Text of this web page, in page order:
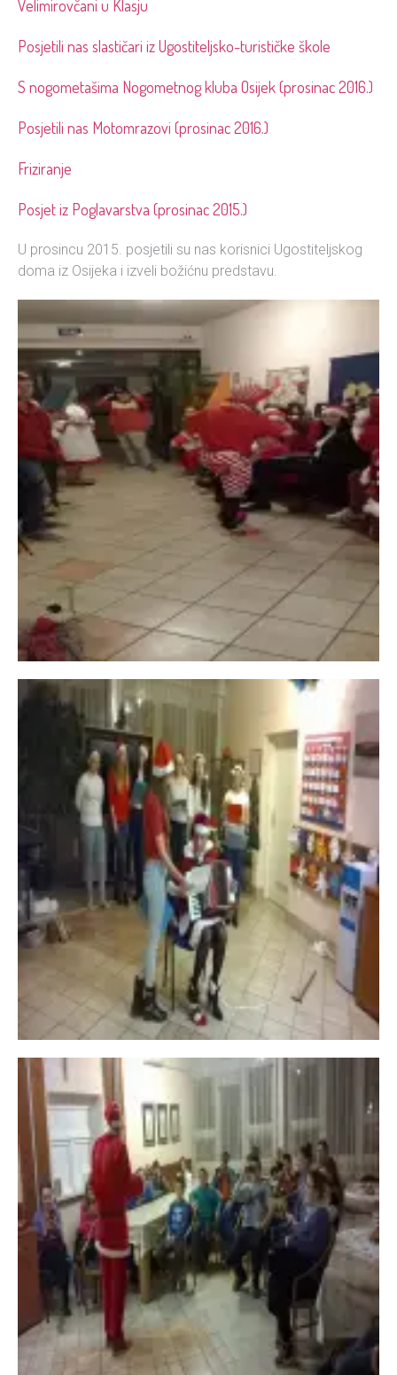
Velimirovčani u Klasju
Posjetili nas slastičari iz Ugostiteljsko-turističke škole
S nogometašima Nogometnog kluba Osijek (prosinac 2016.)
Posjetili nas Motomrazovi (prosinac 2016.)
Friziranje
Posjet iz Poglavarstva (prosinac 2015.)
U prosincu 2015. posjetili su nas korisnici Ugostiteljskog
doma iz Osijeka i izveli božićnu predstavu.